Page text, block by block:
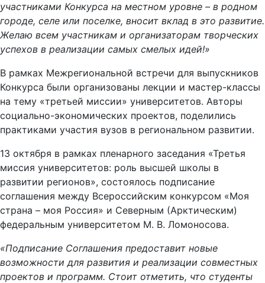
участниками Конкурса на местном уровне – в родном
городе, селе или поселке, вносит вклад в это развитие.
Желаю всем участникам и организаторам творческих
успехов в реализации самых смелых идей!»
В рамках Межрегиональной встречи для выпускников
Конкурса были организованы лекции и мастер-классы
на тему «третьей миссии» университетов. Авторы
социально-экономических проектов, поделились
практиками участия вузов в региональном развитии.
13 октября в рамках пленарного заседания «Третья
миссия университетов: роль высшей школы в
развитии регионов», состоялось подписание
соглашения между Всероссийским конкурсом «Моя
страна – моя Россия» и Северным (Арктическим)
федеральным университетом М. В. Ломоносова.
«Подписание Соглашения предоставит новые
возможности для развития и реализации совместных
проектов и программ. Стоит отметить, что студенты